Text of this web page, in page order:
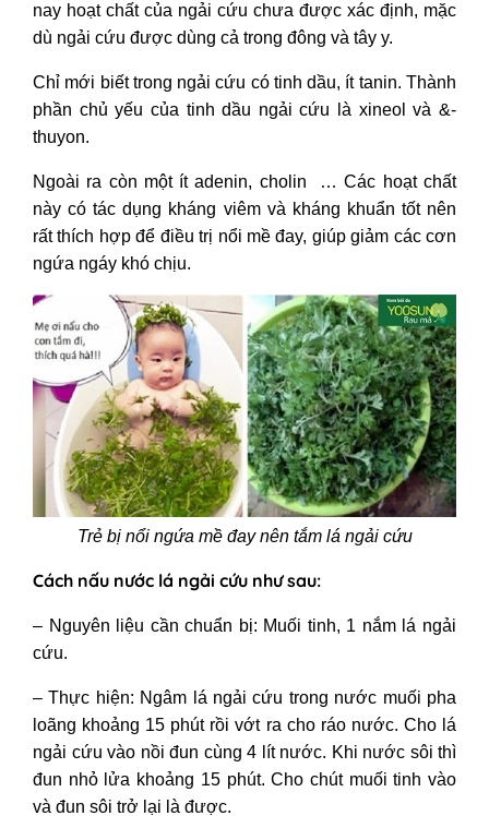
nay hoạt chất của ngải cứu chưa được xác định, mặc
dù ngải cứu được dùng cả trong đông và tây y.
Chỉ mới biết trong ngải cứu có tinh dầu, ít tanin. Thành
phần chủ yếu của tinh dầu ngải cứu là xineol và &-
thuyon.
Ngoài ra còn một ít adenin, cholin … Các hoạt chất
này có tác dụng kháng viêm và kháng khuẩn tốt nên
rất thích hợp để điều trị nổi mề đay, giúp giảm các cơn
ngứa ngáy khó chịu.
Trẻ bị nổi ngứa mề đay nên tắm lá ngải cứu
Cách nấu nước lá ngải cứu như sau:
– Nguyên liệu cần chuẩn bị: Muối tinh, 1 nắm lá ngải
cứu.
–Thực hiện: Ngâm lá ngải cứu trong nước muối pha
loãng khoảng 15 phút rồi vớt ra cho ráo nước. Cho lá
ngải cứu vào nồi đun cùng 4 lít nước. Khi nước sôi thì
đun nhỏ lửa khoảng 15 phút. Cho chút muối tinh vào
và đun sôi trở lại là được.